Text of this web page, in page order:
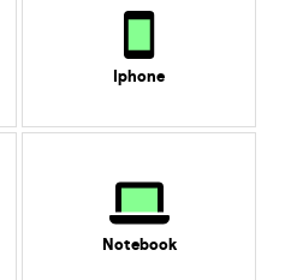
Iphone
Notebook